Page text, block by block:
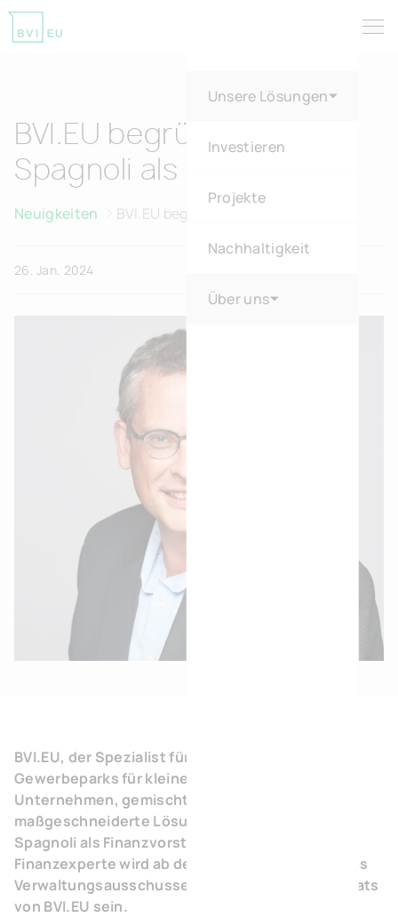
Unsere Lösungen
Investieren
Projekte
Nachhaltigkeit
Über uns
BVI.EU begrüßt Kristof
Spagnoli als neuen CFO
Neuigkeiten
BVI.EU begrüßt Kristof Spagnoli als
26. Jan. 2024
BVI.EU, der Spezialist für die Entwicklung von
Gewerbeparks für kleine und mittlere
Unternehmen, gemischte Gewerbeparks und
maßgeschneiderte Lösungen, begrüßt Kristof
Spagnoli als Finanzvorstand. Der Rechts- und
Finanzexperte wird ab dem 15. Januar Mitglied des
Verwaltungsausschusses und des Verwaltungsrats
von BVI.EU sein.